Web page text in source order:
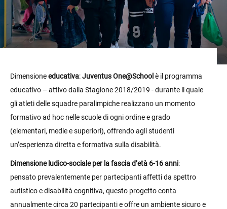
Dimensioneeducativa:Juventus One@School è il programma
educativo – attivo dalla Stagione 2018/2019 - durante il quale
gli atleti delle squadre paralimpiche realizzano un momento
formativo ad hoc nelle scuole di ogni ordine e grado
(elementari, medie e superiori), offrendo agli studenti
un’esperienza diretta e formativa sulla disabilità.
Dimensione ludico-sociale per la fascia d’età 6-16 anni:
pensato prevalentemente per partecipanti affetti da spettro
autistico e disabilità cognitiva, questo progetto conta
annualmente circa 20 partecipanti e offre un ambiente sicuro e